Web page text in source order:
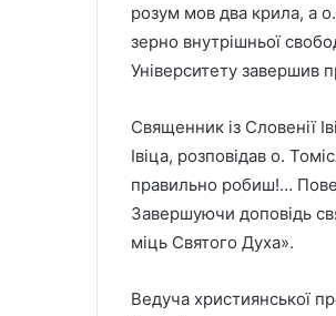
розум мов два крила, а
зерно внутрішньої
Університету завершив
Священник із Словенії
Івіца, розповідав о.
правильно робиш!…
Завершуючи доповідь
міць Святого Духа».
Ведуча християнської